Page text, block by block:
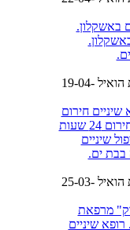
באשקלון.
צפיות הואיל 19-04-
שיניים חירום
ביפו. שירותי חירום 24 שעות
שיניים
בבת ים.
צפיות הואיל 25-03-
מרפאת
רופא שיניים